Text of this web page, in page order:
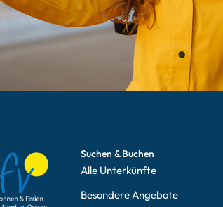
Suchen & Buchen
Alle Unterkünfte
Besondere Angebote